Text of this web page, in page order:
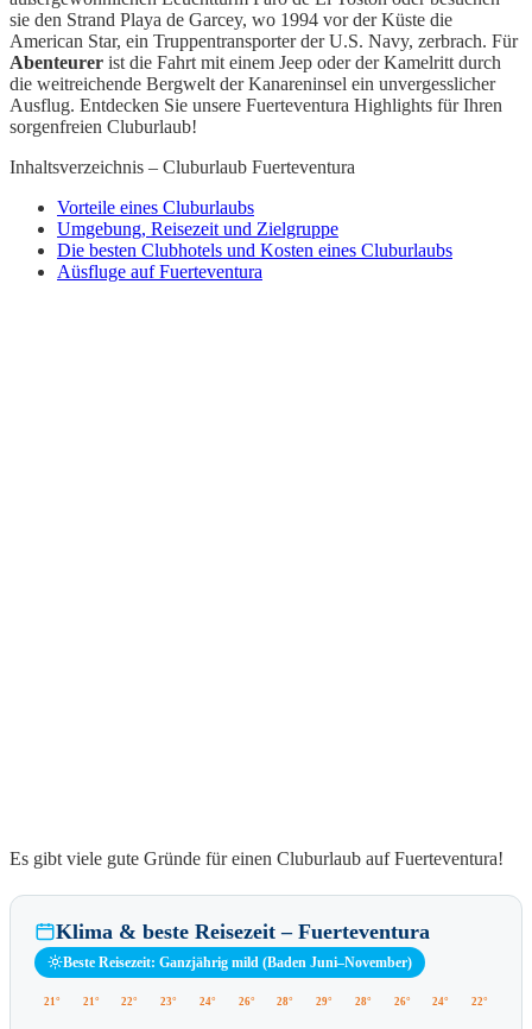
sie den Strand Playa de Garcey, wo 1994 vor der Küste die
American Star, ein Truppentransporter der U.S. Navy, zerbrach. Für
Abenteurer ist die Fahrt mit einem Jeep oder der Kamelritt durch
die weitreichende Bergwelt der Kanareninsel ein unvergesslicher
Ausflug. Entdecken Sie unsere Fuerteventura Highlights für Ihren
sorgenfreien Cluburlaub!
Inhaltsverzeichnis – Cluburlaub Fuerteventura
Vorteile eines Cluburlaubs
Umgebung, Reisezeit und Zielgruppe
Die besten Clubhotels und Kosten eines Cluburlaubs
Aüsfluge auf Fuerteventura
Es gibt viele gute Gründe für einen Cluburlaub auf Fuerteventura!
Klima & beste Reisezeit – Fuerteventura
Beste Reisezeit: Ganzjährig mild (Baden Juni–November)
21° 21° 22° 23° 24° 26° 28° 29° 28° 26° 24° 22°